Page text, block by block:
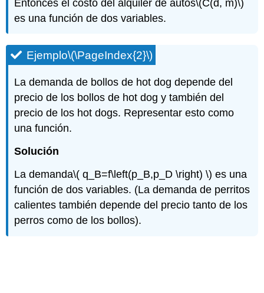
Entonces el costo del alquiler de autos\(C(d, m)\)
es una función de dos variables.
Ejemplo\(\PageIndex{2}\)
La demanda de bollos de hot dog depende del
precio de los bollos de hot dog y también del
precio de los hot dogs. Representar esto como
una función.
Solución
La demanda\( q_B=f\left(p_B,p_D \right) \) es una
función de dos variables. (La demanda de perritos
calientes también depende del precio tanto de los
perros como de los bollos).